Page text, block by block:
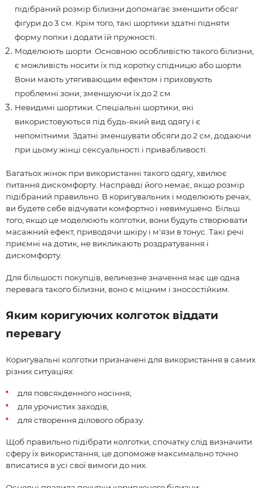
підібраний розмір білизни допомагає зменшити обсяг
фігури до 3 см. Крім того, такі шортики здатні підняти
форму попки і додати їй пружності.
Моделюють шорти. Основною особливістю такого білизни,
є можливість носити їх під коротку спідницю або шорти.
Вони мають утягивающим ефектом і приховують
проблемні зони, зменшуючи їх до 2 см.
Невидимі шортики. Спеціальні шортики, які
використовуються під будь-який вид одягу і є
непомітними. Здатні зменшувати обсяги до 2 см, додаючи
при цьому жінці сексуальності і привабливості.
Багатьох жінок при використанні такого одягу, хвилює
питання дискомфорту. Насправді його немає, якщо розмір
підібраний правильно. В коригувальних і моделюють речах,
ви будете себе відчувати комфортно і невимушено. Більш
того, якщо це моделюють колготки, вони будуть створювати
масажний ефект, приводячи шкіру і м'язи в тонус. Такі речі
приємні на дотик, не викликають роздратування і
дискомфорту.
Для більшості покупців, величезне значення має ще одна
перевага такого білизни, воно є міцним і зносостійким.
Яким коригуючих колготок віддати
перевагу
Коригувальні колготки призначені для використання в самих
різних ситуаціях:
для повсякденного носіння,
для урочистих заходів,
для створення ділового образу.
Щоб правильно підібрати колготки, спочатку слід визначити
сферу їх використання, це допоможе максимально точно
вписатися в усі свої вимоги до них.